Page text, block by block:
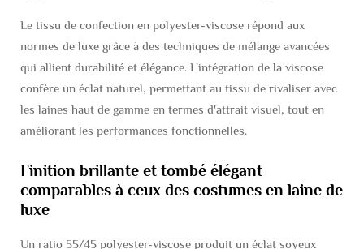
Le tissu de confection en polyester-viscose répond aux
normes de luxe grâce à des techniques de mélange avancées
qui allient durabilité et élégance. L'intégration de la viscose
confère un éclat naturel, permettant au tissu de rivaliser avec
les laines haut de gamme en termes d'attrait visuel, tout en
améliorant les performances fonctionnelles.
Finition brillante et tombé élégant
comparables à ceux des costumes en laine de
luxe
Un ratio 55/45 polyester-viscose produit un éclat soyeux